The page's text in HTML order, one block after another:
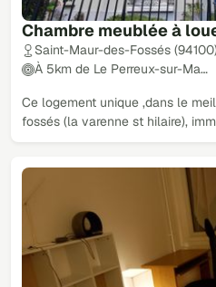
Chambre meublée à
Saint-Maur-des-Fossés
À 5km de Le Perreux-sur-Ma…
Ce logement unique ,dans le
fossés (la varenne st hilaire),